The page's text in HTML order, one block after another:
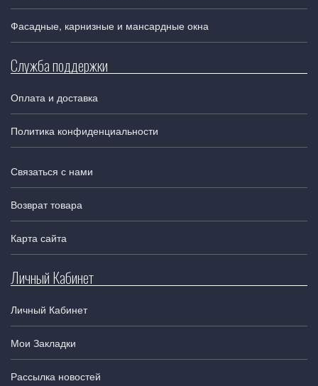
Фасадные, карнизные и мансардные окна
Служба поддержки
Оплата и доставка
Политика конфиденциальности
Связаться с нами
Возврат товара
Карта сайта
Личный Кабинет
Личный Кабинет
Мои Закладки
Рассылка новостей